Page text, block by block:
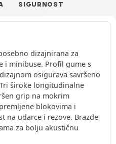
SIGURNOST
dizajnirana za
i minibuse. Profil gume s
osigurava savršeno
široke longitudinalne
grip na mokrim
blokovima i
na udarce i rezove. Brazde
za bolju akustičnu